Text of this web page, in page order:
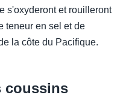
s'oxyderont et rouilleront
teneur en sel et de
la côte du Pacifique.
coussins